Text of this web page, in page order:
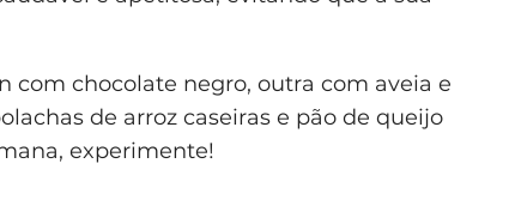
com chocolate negro, outra com aveia e
de arroz caseiras e pão de queijo
experimente!